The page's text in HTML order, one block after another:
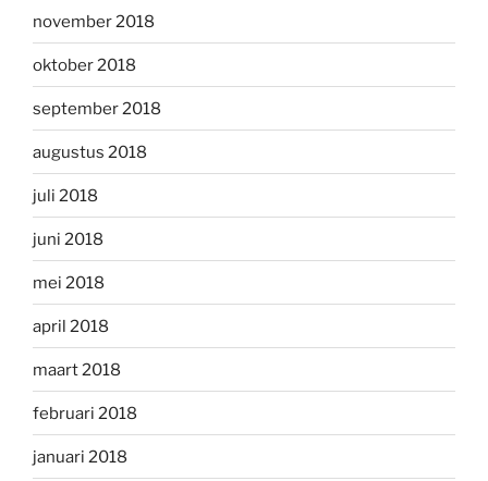
november 2018
oktober 2018
september 2018
augustus 2018
juli 2018
juni 2018
mei 2018
april 2018
maart 2018
februari 2018
januari 2018